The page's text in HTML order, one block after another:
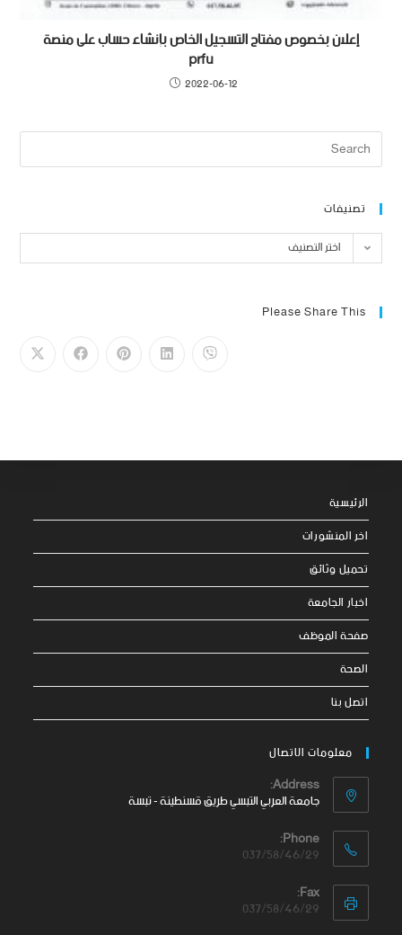
إعلان بخصوص مفتاح التسجيل الخاص بإنشاء حساب على منصة
prfu
2022-06-12
تصنيفات
اختر التصنيف
Please Share This
الرئيسية
اخر المنشورات
تحميل وثائق
اخبار الجامعة
صفحة الموظف
الصحة
اتصل بنا
معلومات الاتصال
Address:
جامعة العربي التبسي طريق قسنطينة - تبسة
Phone:
037/58/46/29
Fax:
037/58/46/29